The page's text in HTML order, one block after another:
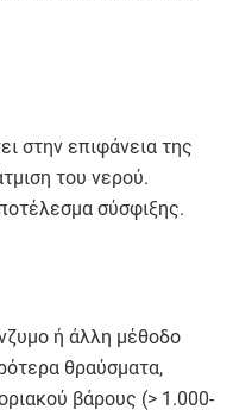
στην επιφάνεια της
του νερού.
σύσφιξης.
ή άλλη μέθοδο
θραύσματα,
βάρους (> 1.000-